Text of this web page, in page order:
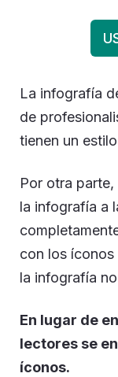
La infografía
de
tienen un
Por otra
la infografía a
con los
la infografía
En lugar de
lectores se
íconos.